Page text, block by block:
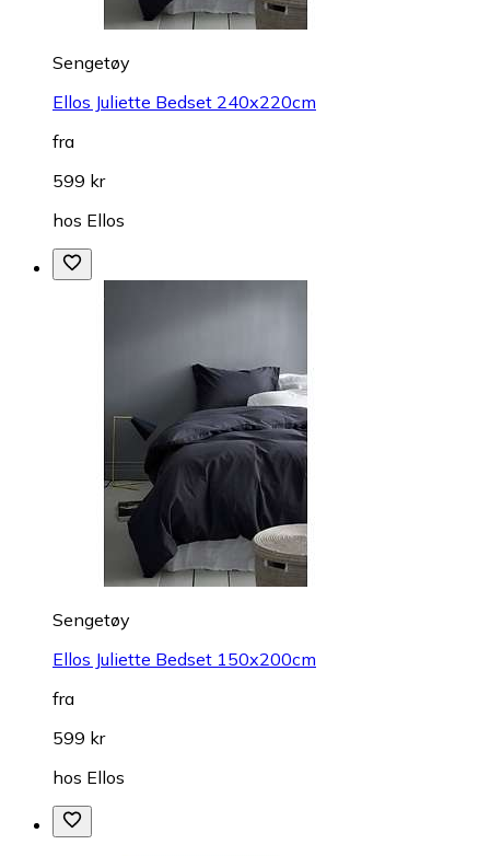
Sengetøy
Ellos Juliette Bedset 240x220cm
fra
599 kr
hos Ellos
Sengetøy
Ellos Juliette Bedset 150x200cm
fra
599 kr
hos Ellos